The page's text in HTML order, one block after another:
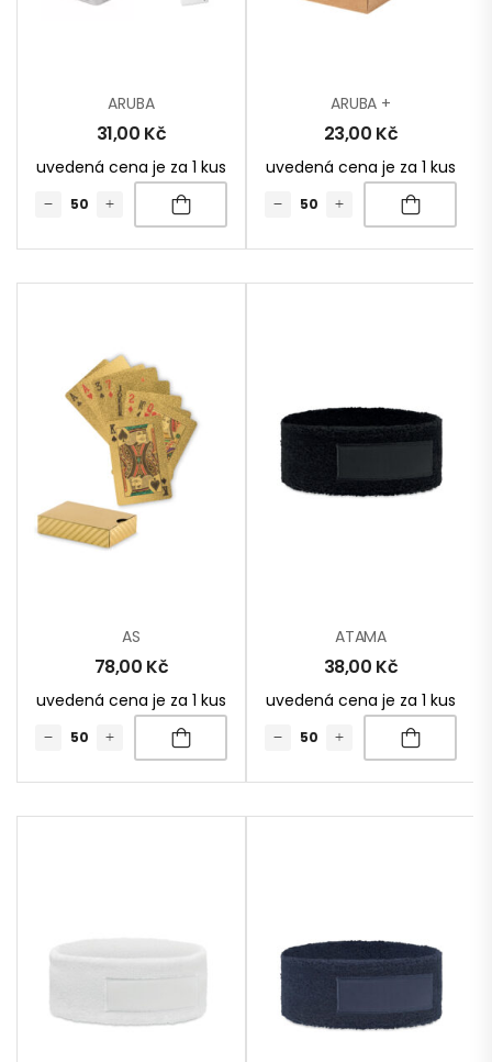
ARUBA
31,00 Kč
uvedená cena je za 1 kus
ARUBA +
23,00 Kč
uvedená cena je za 1 kus
AS
78,00 Kč
uvedená cena je za 1 kus
ATAMA
38,00 Kč
uvedená cena je za 1 kus